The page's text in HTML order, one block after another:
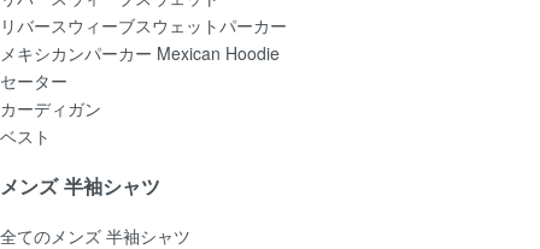
リバースウィーブスウェットパーカー
メキシカンパーカー Mexican Hoodie
セーター
カーディガン
ベスト
メンズ 半袖シャツ
全てのメンズ 半袖シャツ